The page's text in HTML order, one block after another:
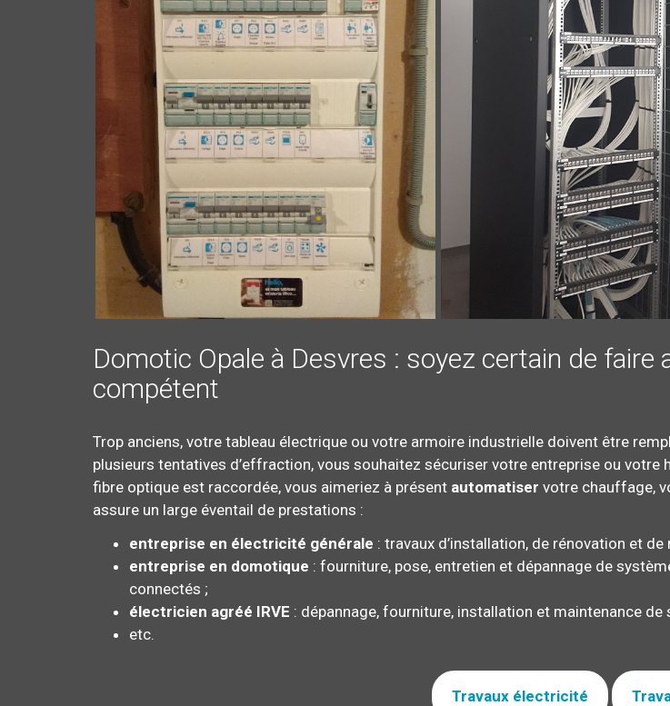
Domotic Opale à Desvres : soyez certain de
compétent
Trop anciens, votre tableau électrique ou votre armoire industrielle doivent être
plusieurs tentatives d’effraction, vous souhaitez sécuriser votre entreprise ou votre
fibre optique est raccordée, vous aimeriez à présent automatiser votre chauffage,
assure un large éventail de prestations :
entreprise en électricité générale : travaux d’installation, de rénovation et
entreprise en domotique : fourniture, pose, entretien et dépannage de
connectés ;
électricien agréé IRVE : dépannage, fourniture, installation et maintenance
etc.
Travaux électricité